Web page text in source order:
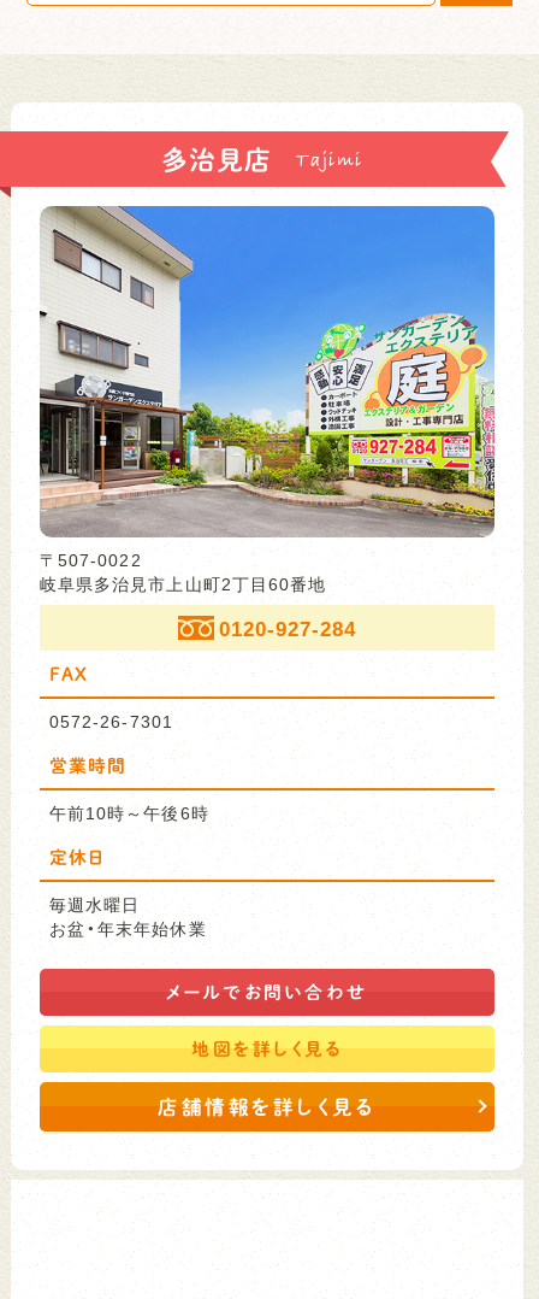
多治見店
〒507-0022
岐阜県多治見市上山町2丁目60番地
0120-927-284
FAX
0572-26-7301
営業時間
午前10時～午後6時
定休日
毎週水曜日
お盆・年末年始休業
メールで お問い合わせ
地図を詳しく見る
店舗情報を詳しく見る